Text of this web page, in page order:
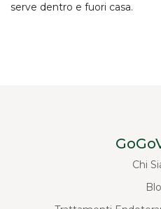
serve dentro e fuori casa.
Chi